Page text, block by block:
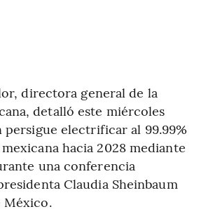
directora general de la
detalló este miércoles
persigue electrificar al 99.99%
hacia 2028 mediante
una conferencia
Claudia Sheinbaum
México.